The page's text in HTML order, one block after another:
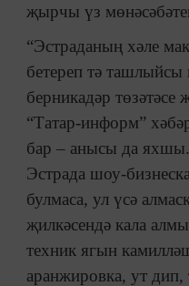
җырчы үз
“Эстраданың хәле
бетереп тә
берникадәр төзәтәсе
“Татар-информ”
бар – анысы да яхшы.
Эстрада шоу-
булмаса, ул үсә
җилкәсендә кала
техник ягын
аранжировка, ут